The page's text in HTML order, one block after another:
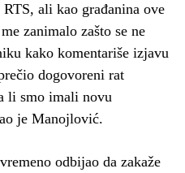
ali kao građanina ove
zanimalo zašto se ne
kako komentariše izjavu
dogovoreni rat
li smo imali novu
je Manojlović.
odbijao da zakaže